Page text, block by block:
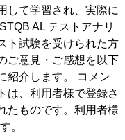
して学習され、実際に
ISTQB AL テストアナリ
ト試験を受けられた方
ご意見・ご感想を以下
紹介します。 コメン
トは、利用者様で登録さ
たものです。利用者様
。